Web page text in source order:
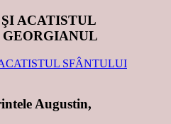
ACATISTUL
Augustin,